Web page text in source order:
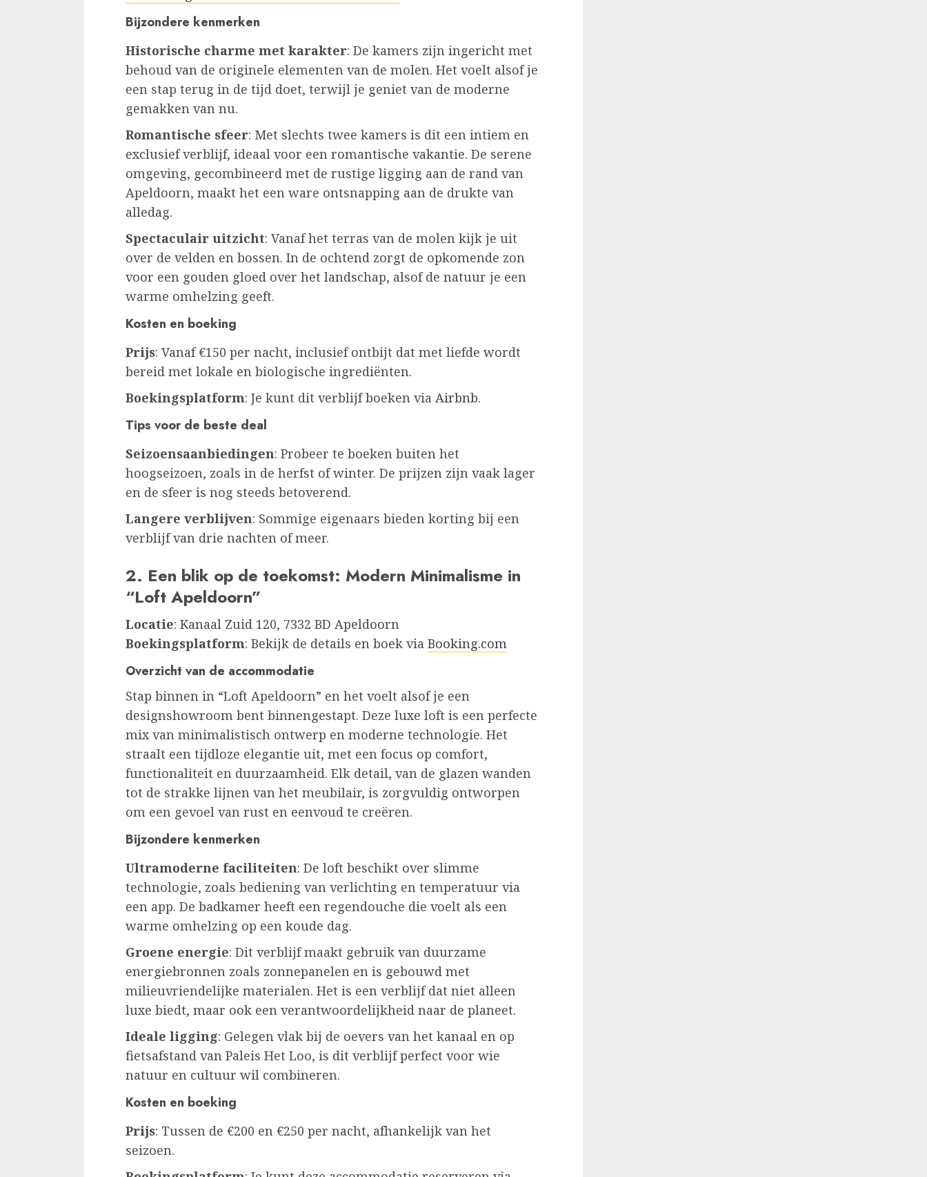
Bijzondere kenmerken
Historische charme met karakter: De kamers zijn ingericht met
behoud van de originele elementen van de molen. Het voelt alsof je
een stap terug in de tijd doet, terwijl je geniet van de moderne
gemakken van nu.
Romantische sfeer: Met slechts twee kamers is dit een intiem en
exclusief verblijf, ideaal voor een romantische vakantie. De serene
omgeving, gecombineerd met de rustige ligging aan de rand van
Apeldoorn, maakt het een ware ontsnapping aan de drukte van
alledag.
Spectaculair uitzicht: Vanaf het terras van de molen kijk je uit
over de velden en bossen. In de ochtend zorgt de opkomende zon
voor een gouden gloed over het landschap, alsof de natuur je een
warme omhelzing geeft.
Kosten en boeking
Prijs: Vanaf €150 per nacht, inclusief ontbijt dat met liefde wordt
bereid met lokale en biologische ingrediënten.
Boekingsplatform: Je kunt dit verblijf boeken via Airbnb.
Tips voor de beste deal
Seizoensaanbiedingen: Probeer te boeken buiten het
hoogseizoen, zoals in de herfst of winter. De prijzen zijn vaak lager
en de sfeer is nog steeds betoverend.
Langere verblijven: Sommige eigenaars bieden korting bij een
verblijf van drie nachten of meer.
2. Een blik op de toekomst: Modern Minimalisme in
“Loft Apeldoorn”
Locatie: Kanaal Zuid 120, 7332 BD Apeldoorn
Boekingsplatform: Bekijk de details en boek via Booking.com
Overzicht van de accommodatie
Stap binnen in “Loft Apeldoorn” en het voelt alsof je een
designshowroom bent binnengestapt. Deze luxe loft is een perfecte
mix van minimalistisch ontwerp en moderne technologie. Het
straalt een tijdloze elegantie uit, met een focus op comfort,
functionaliteit en duurzaamheid. Elk detail, van de glazen wanden
tot de strakke lijnen van het meubilair, is zorgvuldig ontworpen
om een gevoel van rust en eenvoud te creëren.
Bijzondere kenmerken
Ultramoderne faciliteiten: De loft beschikt over slimme
technologie, zoals bediening van verlichting en temperatuur via
een app. De badkamer heeft een regendouche die voelt als een
warme omhelzing op een koude dag.
Groene energie: Dit verblijf maakt gebruik van duurzame
energiebronnen zoals zonnepanelen en is gebouwd met
milieuvriendelijke materialen. Het is een verblijf dat niet alleen
luxe biedt, maar ook een verantwoordelijkheid naar de planeet.
Ideale ligging: Gelegen vlak bij de oevers van het kanaal en op
fietsafstand van Paleis Het Loo, is dit verblijf perfect voor wie
natuur en cultuur wil combineren.
Kosten en boeking
Prijs: Tussen de €200 en €250 per nacht, afhankelijk van het
seizoen.